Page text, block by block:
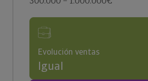
Evolución ventas
Igual